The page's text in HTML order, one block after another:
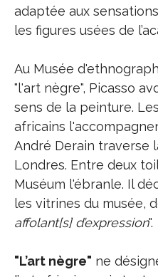
adaptée aux
les figures usées de
Au Musée
"l'art nègre", Picasso
sens de la peinture.
africains
André Derain traverse
Londres. Entre deux
Muséum l'ébranle. Il
les vitrines du musée,
affolant[s] d’expression".
"L’art nègre" ne